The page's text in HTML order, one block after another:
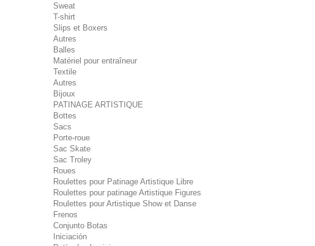
Sweat
T-shirt
Slips et Boxers
Autres
Balles
Matériel pour entraîneur
Textile
Autres
Bijoux
PATINAGE ARTISTIQUE
Bottes
Sacs
Porte-roue
Sac Skate
Sac Troley
Roues
Roulettes pour Patinage Artistique Libre
Roulettes pour patinage Artistique Figures
Roulettes pour Artistique Show et Danse
Frenos
Conjunto Botas
Iniciación